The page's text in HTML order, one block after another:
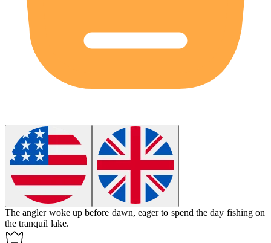
Theangler woke up before dawn, eager to spend the day fishing on
the tranquil lake.